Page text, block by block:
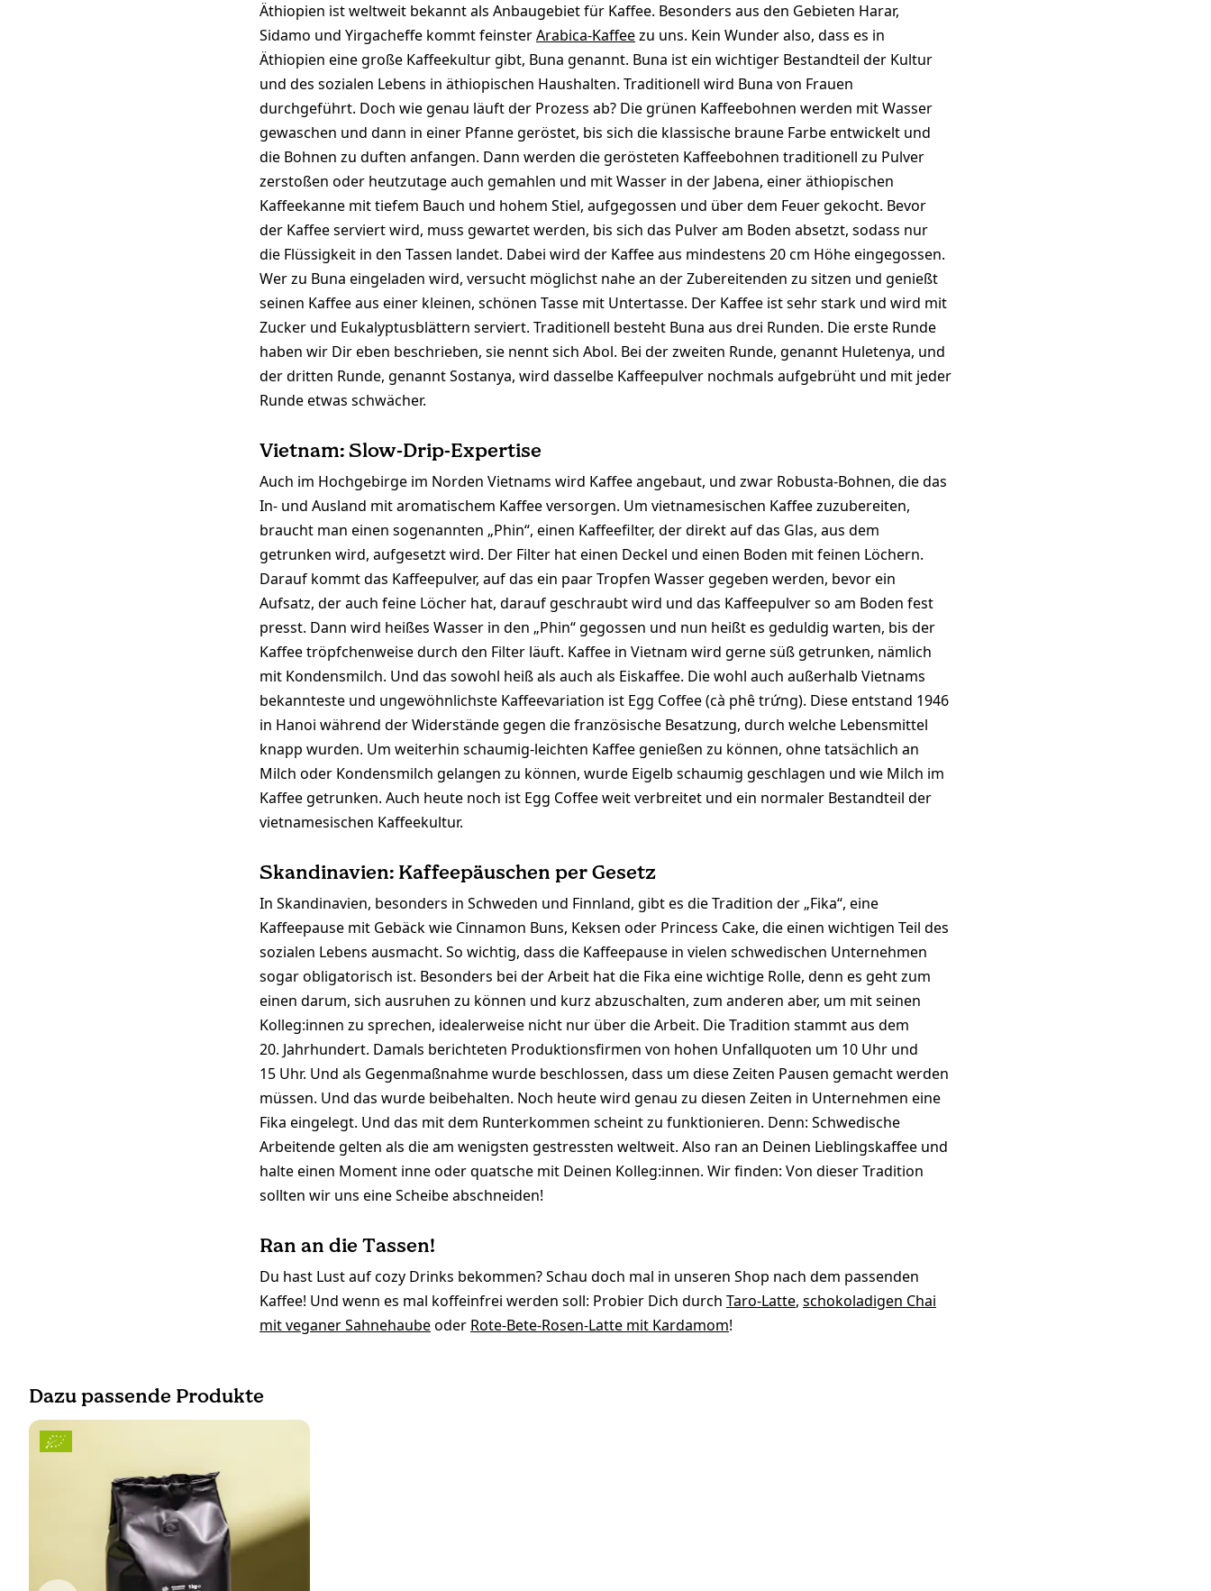
Äthiopien ist weltweit bekannt als Anbaugebiet für Kaffee. Besonders aus den Gebieten Harar,
Sidamo und Yirgacheffe kommt feinsterArabica-Kaffeezu uns. Kein Wunder also, dass es in
Äthiopien eine große Kaffeekultur gibt, Buna genannt. Buna ist ein wichtiger Bestandteil der Kultur
und des sozialen Lebens in äthiopischen Haushalten. Traditionell wird Buna von Frauen
durchgeführt. Doch wie genau läuft der Prozess ab? Die grünen Kaffeebohnen werden mit Wasser
gewaschen und dann in einer Pfanne geröstet, bis sich die klassische braune Farbe entwickelt und
die Bohnen zu duften anfangen. Dann werden die gerösteten Kaffeebohnen traditionell zu Pulver
zerstoßen oder heutzutage auch gemahlen und mit Wasser in der Jabena, einer äthiopischen
Kaffeekanne mit tiefem Bauch und hohem Stiel, aufgegossen und über dem Feuer gekocht. Bevor
der Kaffee serviert wird, muss gewartet werden, bis sich das Pulver am Boden absetzt, sodass nur
die Flüssigkeit in den Tassen landet. Dabei wird der Kaffee aus mindestens 20 cm Höhe eingegossen.
Wer zu Buna eingeladen wird, versucht möglichst nahe an der Zubereitenden zu sitzen und genießt
seinen Kaffee aus einer kleinen, schönen Tasse mit Untertasse. Der Kaffee ist sehr stark und wird mit
Zucker und Eukalyptusblättern serviert. Traditionell besteht Buna aus drei Runden. Die erste Runde
haben wir Dir eben beschrieben, sie nennt sich Abol. Bei der zweiten Runde, genannt Huletenya, und
der dritten Runde, genannt Sostanya, wird dasselbe Kaffeepulver nochmals aufgebrüht und mit jeder
Runde etwas schwächer.
Vietnam: Slow-Drip-Expertise
Auch im Hochgebirge im Norden Vietnams wird Kaffee angebaut, und zwar Robusta-Bohnen, die das
In- und Ausland mit aromatischem Kaffee versorgen. Um vietnamesischen Kaffee zuzubereiten,
braucht man einen sogenannten „Phin“, einen Kaffeefilter, der direkt auf das Glas, aus dem
getrunken wird, aufgesetzt wird. Der Filter hat einen Deckel und einen Boden mit feinen Löchern.
Darauf kommt das Kaffeepulver, auf das ein paar Tropfen Wasser gegeben werden, bevor ein
Aufsatz, der auch feine Löcher hat, darauf geschraubt wird und das Kaffeepulver so am Boden fest
presst. Dann wird heißes Wasser in den „Phin“ gegossen und nun heißt es geduldig warten, bis der
Kaffee tröpfchenweise durch den Filter läuft. Kaffee in Vietnam wird gerne süß getrunken, nämlich
mit Kondensmilch. Und das sowohl heiß als auch als Eiskaffee. Die wohl auch außerhalb Vietnams
bekannteste und ungewöhnlichste Kaffeevariation ist Egg Coffee (cà phê trứng). Diese entstand 1946
in Hanoi während der Widerstände gegen die französische Besatzung, durch welche Lebensmittel
knapp wurden. Um weiterhin schaumig-leichten Kaffee genießen zu können, ohne tatsächlich an
Milch oder Kondensmilch gelangen zu können, wurde Eigelb schaumig geschlagen und wie Milch im
Kaffee getrunken. Auch heute noch ist Egg Coffee weit verbreitet und ein normaler Bestandteil der
vietnamesischen Kaffeekultur.
Skandinavien: Kaffeepäuschen per Gesetz
In Skandinavien, besonders in Schweden und Finnland, gibt es die Tradition der „Fika“, eine
Kaffeepause mit Gebäck wie Cinnamon Buns, Keksen oder Princess Cake, die einen wichtigen Teil des
sozialen Lebens ausmacht. So wichtig, dass die Kaffeepause in vielen schwedischen Unternehmen
sogar obligatorisch ist. Besonders bei der Arbeit hat die Fika eine wichtige Rolle, denn es geht zum
einen darum, sich ausruhen zu können und kurz abzuschalten, zum anderen aber, um mit seinen
Kolleg:innen zu sprechen, idealerweise nicht nur über die Arbeit. Die Tradition stammt aus dem
20. Jahrhundert. Damals berichteten Produktionsfirmen von hohen Unfallquoten um 10 Uhr und
15 Uhr. Und als Gegenmaßnahme wurde beschlossen, dass um diese Zeiten Pausen gemacht werden
müssen. Und das wurde beibehalten. Noch heute wird genau zu diesen Zeiten in Unternehmen eine
Fika eingelegt. Und das mit dem Runterkommen scheint zu funktionieren. Denn: Schwedische
Arbeitende gelten als die am wenigsten gestressten weltweit. Also ran an Deinen Lieblingskaffee und
halte einen Moment inne oder quatsche mit Deinen Kolleg:innen. Wir finden: Von dieser Tradition
sollten wir uns eine Scheibe abschneiden!
Ran an die Tassen!
Du hast Lust auf cozy Drinks bekommen? Schau doch mal in unseren Shop nach dem passenden
Kaffee! Und wenn es mal koffeinfrei werden soll: Probier Dich durch Taro-Latte, schokoladigen Chai
mit veganer Sahnehaubeoder Rote-Bete-Rosen-Latte mit Kardamom!
Dazu passende Produkte